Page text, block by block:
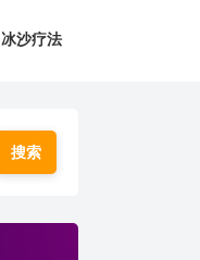
冰沙疗法
搜索